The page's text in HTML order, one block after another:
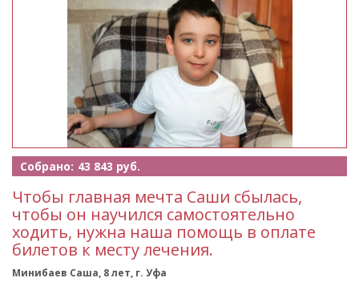
Собрано: 43 843 руб.
Чтобы главная мечта Саши сбылась,
чтобы он научился самостоятельно
ходить, нужна наша помощь в оплате
билетов к месту лечения.
Минибаев Саша, 8 лет, г. Уфа